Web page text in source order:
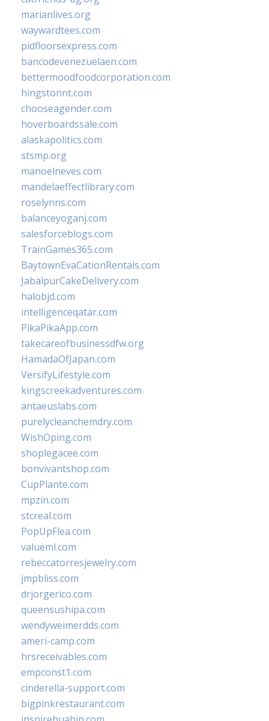
marianlives.org
waywardtees.com
pidfloorsexpress.com
bancodevenezuelaen.com
bettermoodfoodcorporation.com
hingstonnt.com
chooseagender.com
hoverboardssale.com
alaskapolitics.com
stsmp.org
manoelneves.com
mandelaeffectlibrary.com
roselynns.com
balanceyoganj.com
salesforceblogs.com
TrainGames365.com
BaytownEvaCationRentals.com
JabalpurCakeDelivery.com
halobjd.com
intelligenceqatar.com
PikaPikaApp.com
takecareofbusinessdfw.org
HamadaOfJapan.com
VersifyLifestyle.com
kingscreekadventures.com
antaeuslabs.com
purelycleanchemdry.com
WishOping.com
shoplegacee.com
bonvivantshop.com
CupPlante.com
mpzin.com
stcreal.com
PopUpFlea.com
valueml.com
rebeccatorresjewelry.com
jmpbliss.com
drjorgerico.com
queensushipa.com
wendyweimerdds.com
ameri-camp.com
hrsreceivables.com
empconst1.com
cinderella-support.com
bigpinkrestaurant.com